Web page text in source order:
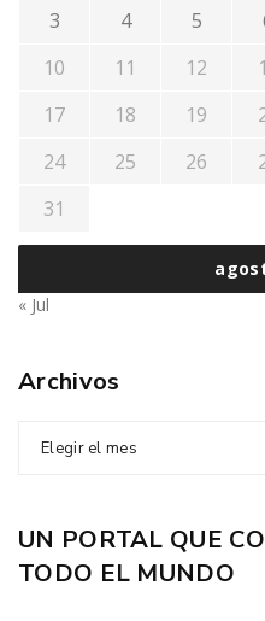
3
4 5
10
11 12
17
18 19
24
25 26
31
« Jul
Archivos
Elegir el mes
UN PORTAL QUE
TODO EL MUNDO